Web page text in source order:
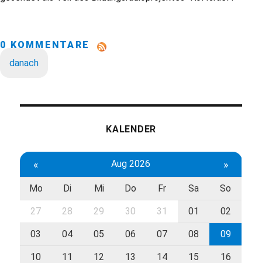
0 KOMMENTARE
danach
KALENDER
« Aug 2026 »
Mo Di Mi Do Fr Sa So
27 28 29 30 31 01 02
03 04 05 06 07 08 09
10 11 12 13 14 15 16